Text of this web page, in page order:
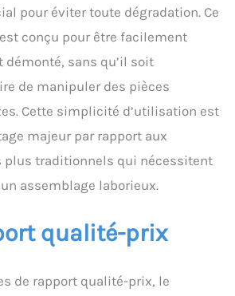
pour éviter toute dégradation. Ce
conçu pour être facilement
démonté, sans qu’il soit
de manipuler des pièces
Cette simplicité d’utilisation est
majeur par rapport aux
plus traditionnels qui nécessitent
assemblage laborieux.
qualité-prix
de rapport qualité-prix, le